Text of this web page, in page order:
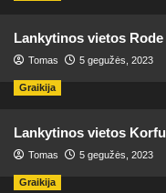
Lankytinos vietos Rode
Tomas 5 gegužės, 2023
Graikija
Lankytinos vietos Korfu
Tomas 5 gegužės, 2023
Graikija